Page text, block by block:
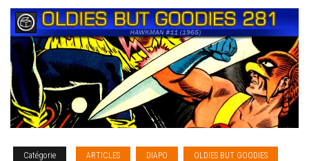
Catégorie ARTICLES DIAPO OLDIES BUT GOODIES